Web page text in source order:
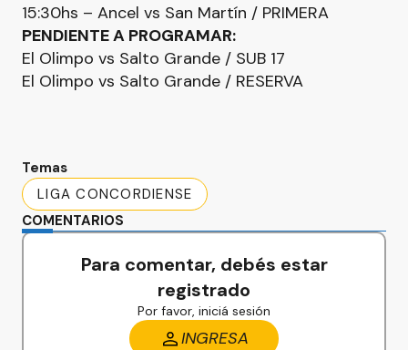
15:30hs – Ancel vs San Martín / PRIMERA
PENDIENTE A PROGRAMAR:
El Olimpo vs Salto Grande / SUB 17
El Olimpo vs Salto Grande / RESERVA
Temas
LIGA CONCORDIENSE
COMENTARIOS
Para comentar, debés estar
registrado
Por favor, iniciá sesión
INGRESA